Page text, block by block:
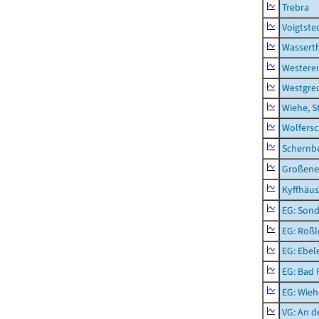
Trebra
Wiehe,
EG:
EG:
EG:
EG:
EG:
VG: An